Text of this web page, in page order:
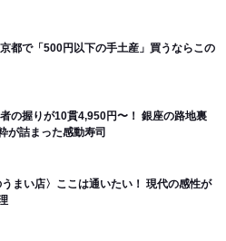
都で「500円以下の手土産」買うならこの
者の握りが10貫4,950円〜！ 銀座の路地裏
が詰まった感動寿司
うまい店〉ここは通いたい！ 現代の感性が